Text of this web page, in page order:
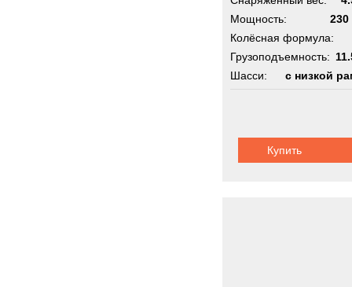
Мощность:
230
Колёсная формула:
Грузоподъемность:
Шасси:
с низкой
Купить